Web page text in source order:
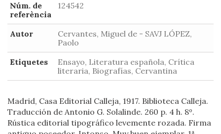
Núm. de
referència
124542
Autor
Cervantes, Miguel de - SAVJ LÓPEZ,
Paolo
Etiquetes
Ensayo, Literatura española, Crítica
literaria, Biografías, Cervantina
Madrid, Casa Editorial Calleja, 1917. Biblioteca Calleja.
Traducción de Antonio G. Solalinde. 260 p. 4 h. 8º.
Rústica editorial tipográfico levemente rozada. Firma